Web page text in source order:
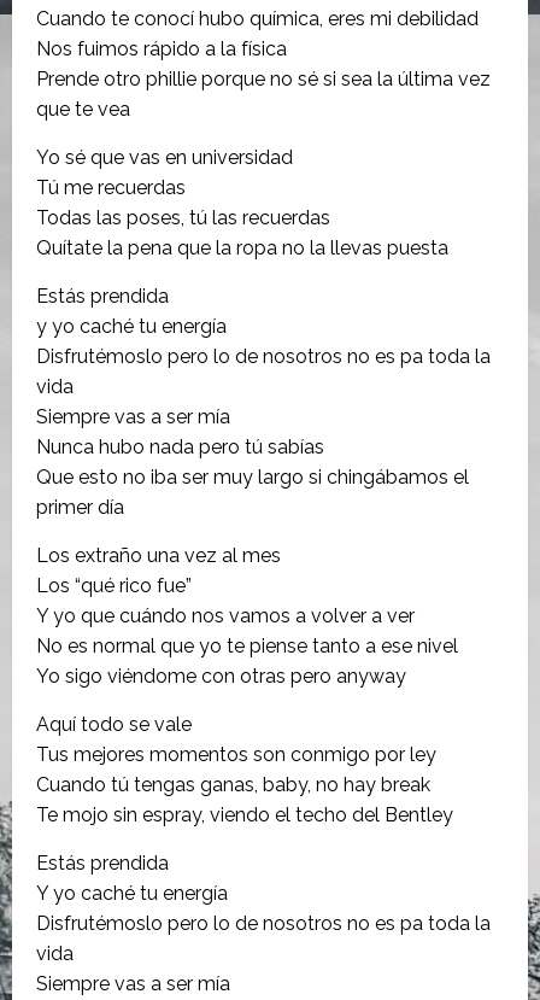
Cuando te conocí hubo química, eres mi debilidad
Nos fuimos rápido a la física
Prende otro phillie porque no sé si sea la última vez
que te vea
Yo sé que vas en universidad
Tú me recuerdas
Todas las poses, tú las recuerdas
Quítate la pena que la ropa no la llevas puesta
Estás prendida
y yo caché tu energía
Disfrutémoslo pero lo de nosotros no es pa toda la
vida
Siempre vas a ser mía
Nunca hubo nada pero tú sabías
Que esto no iba ser muy largo si chingábamos el
primer día
Los extraño una vez al mes
Los “qué rico fue”
Y yo que cuándo nos vamos a volver a ver
No es normal que yo te piense tanto a ese nivel
Yo sigo viéndome con otras pero anyway
Aquí todo se vale
Tus mejores momentos son conmigo por ley
Cuando tú tengas ganas, baby, no hay break
Te mojo sin espray, viendo el techo del Bentley
Estás prendida
Y yo caché tu energía
Disfrutémoslo pero lo de nosotros no es pa toda la
vida
Siempre vas a ser mía